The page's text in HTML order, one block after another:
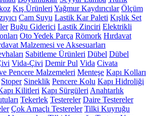
Kış Ürünleri Yağmur Kaydırıcılar Ölçüm
Cam Suyu Lastik Kar Paleti Kışlık Set
Buğu Giderici Lastik Zinciri Elektrikli
Oto Yedek Parça Römork Hırdavat
Malzemesi ve Aksesuarları
Sabitleme Ürünleri Dübel Dübel
Vida-Çivi Demir Pul Vida Civata
Pencere Malzemeleri Menteşe Kapı Kolları
Stoper Sineklik Pencere Kolu Kapı Hidroliği
Kilitleri Kapı Sürgüleri Anahtarlık
Tekerlek Testereler Daire Testereler
Çok Amaçlı Testereler Tilki Kuyruğu